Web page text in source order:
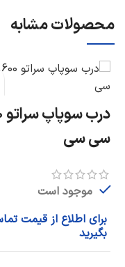
محصولات مشابه
سی سی
موجود است
برای اطلاع از قیمت
بگیرید